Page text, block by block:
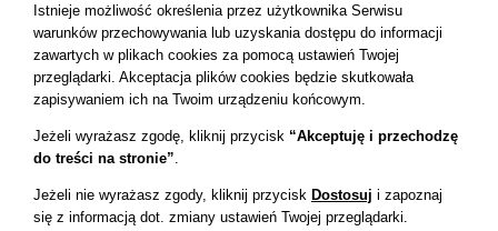
O nas
Realizacje
Nasi klienci
Kontakt
OFERTA
Istnieje możliwość określenia przez użytkownika Serwisu
warunków przechowywania lub uzyskania dostępu do informacji
zawartych w plikach cookies za pomocą ustawień Twojej
przeglądarki. Akceptacja plików cookies będzie skutkowała
zapisywaniem ich na Twoim urządzeniu końcowym.
Jeżeli wyrażasz zgodę, kliknij przycisk “Akceptuję i przechodzę
do treści na stronie”.
Jeżeli nie wyrażasz zgody, kliknij przycisk Dostosuj i zapoznaj
się z informacją dot. zmiany ustawień Twojej przeglądarki.